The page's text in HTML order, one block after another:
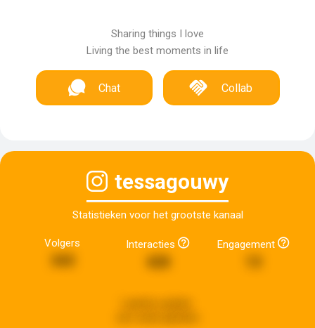
Sharing things I love
Living the best moments in life
Chat Collab
tessagouwy
Statistieken voor het grootste kanaal
Volgers Interacties
428
Engagement